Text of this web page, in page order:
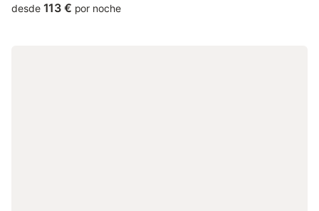
desde 113 € por noche